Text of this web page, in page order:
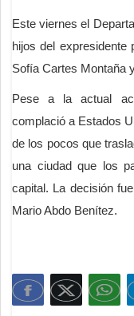
Este viernes el
hijos del expresidente
Sofía Cartes Montaña
Pese a la actual
complació a Estados
de los pocos que
una ciudad que los
capital. La decisión
Mario Abdo Benítez.